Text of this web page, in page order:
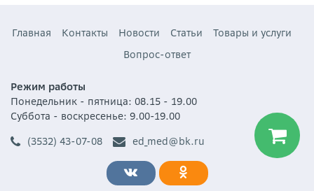
Главная Контакты Новости Статьи
Товары и услуги
Вопрос-ответ
Режим работы
Понедельник - пятница: 08.15 - 19.00
Суббота - воскресенье: 9.00-19.00
(3532) 43-07-08
ed_med@bk.ru